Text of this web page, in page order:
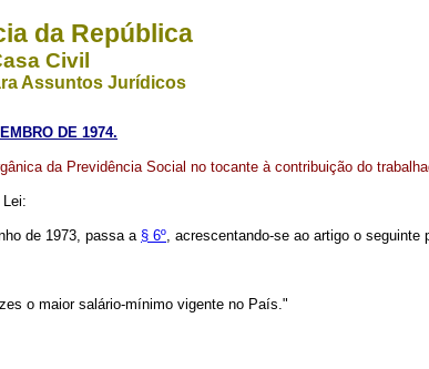
da República
Civil
Assuntos Jurídicos
DE 1974.
da Previdência Social no tocante à contribuição do
de 1973, passa a § 6º, acrescentando-se ao artigo o seguinte
o maior salário-mínimo vigente no País."